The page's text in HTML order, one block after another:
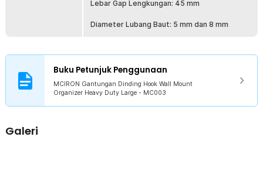
untuk memasang gantungan.
Selain fungsional, MCIRON gantungan dinding hook juga hadir
yang menyenangkan untuk dekorasi rumah, dan memberikan
Kelengkapan Produk
Rincian yang Anda dapatkan untuk pembelian produk ini:
Heavy Duty - MC003
Lebar Gap Lengkungan: 45 mm
Diameter Lubang Baut: 5 mm dan 8 mm
Buku Petunjuk Penggunaan
MCIRON Gantungan Dinding Hook Wall Mount
Organizer Heavy Duty Large - MC003
Galeri